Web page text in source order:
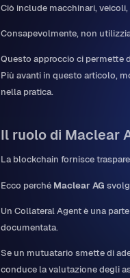
Ciò include macchinari,
Consapevolmente, non
Questo approccio ci permette
Più avanti in questo articolo,
nella pratica.
Il ruolo di Maclear
La blockchain fornisce
Ecco perché Maclear AG
Un Collateral Agent è una
documentata.
Se un mutuatario smette di
conduce la valutazione degli